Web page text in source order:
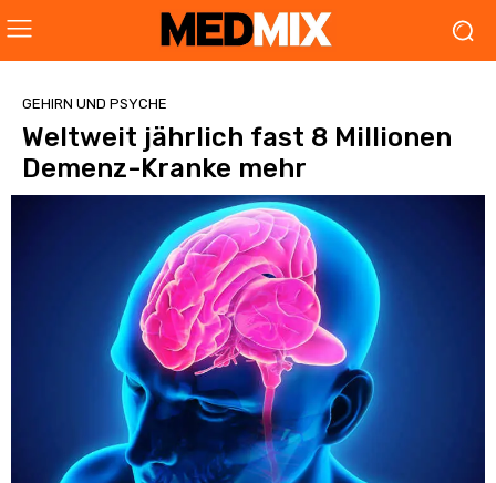
GEHIRN UND PSYCHE
Weltweit jährlich fast 8 Millionen
Demenz-Kranke mehr